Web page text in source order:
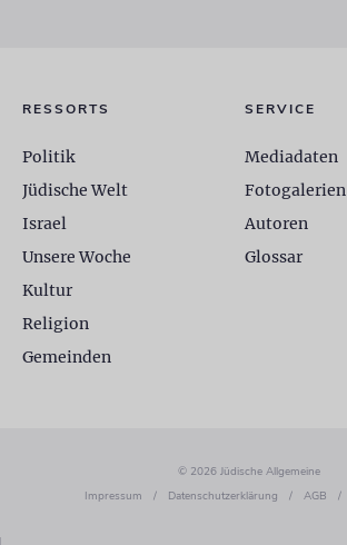
RESSORTS
Politik
Jüdische Welt
Israel
Unsere Woche
Kultur
Religion
Gemeinden
SERVICE
Mediadaten
Fotogalerien
Autoren
Glossar
© 2026 Jüdische Allgemeine
Impressum
/ Datenschutzerklärung / AGB /